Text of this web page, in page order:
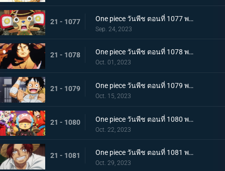
21 - 1077 One piece วันพีช ตอนที่ 1077 พากย์ไทย ปิดฉาก ผู้ชนะ ลูฟี่หมวกฟาง
Sep. 24, 2023
21 - 1078 One piece วันพีช ตอนที่ 1078 พากย์ไทย การกลับมา โชกุนแห่งแคว้นวาโนะ โคสึกิ โมโมโนะสุเกะ
Oct. 01, 2023
21 - 1079 One piece วันพีช ตอนที่ 1079 พากย์ไทย ยามเช้ามาถึง การพักผ่อนของพวกลูฟี่
Oct. 15, 2023
21 - 1080 One piece วันพีช ตอนที่ 1080 พากย์ไทย งานเลี้ยงฉลอง เหล่าจักรพรรดิแห่งท้องทะเลคนใหม่
Oct. 22, 2023
21 - 1081 One piece วันพีช ตอนที่ 1081 พากย์ไทย โลกจะลุกเป็นไฟ การโจมตีของพลเรือเอก
Oct. 29, 2023